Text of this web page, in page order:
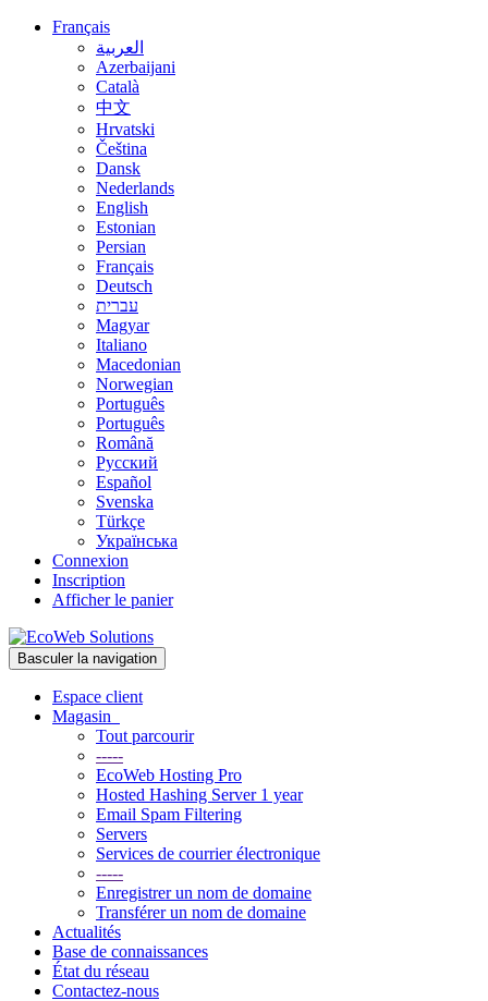
Français
العربية
Azerbaijani
Català
中文
Hrvatski
Čeština
Dansk
Nederlands
English
Estonian
Persian
Français
Deutsch
עברית
Magyar
Italiano
Macedonian
Norwegian
Português
Português
Română
Русский
Español
Svenska
Türkçe
Українська
Connexion
Inscription
Afficher le panier
Basculer la navigation
Espace client
Magasin
Tout parcourir
-----
EcoWeb Hosting Pro
Hosted Hashing Server 1 year
Email Spam Filtering
Servers
Services de courrier électronique
-----
Enregistrer un nom de domaine
Transférer un nom de domaine
Actualités
Base de connaissances
État du réseau
Contactez-nous